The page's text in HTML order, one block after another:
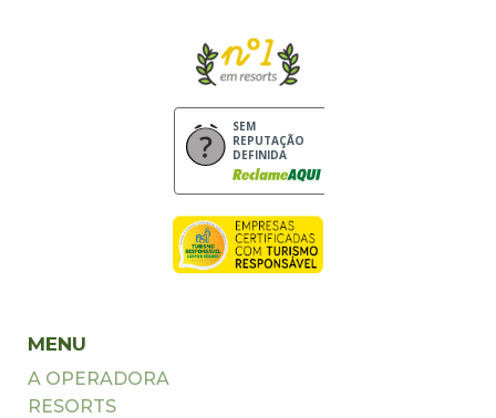
SEM
REPUTAÇÃO
DEFINIDA
MENU
A OPERADORA
RESORTS